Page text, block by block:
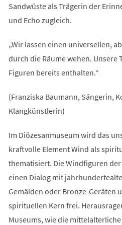
Sandwüste als Trägerin der
und Echo zugleich.
„Wir lassen einen universellen,
durch die Räume wehen. Unsere
Figuren bereits enthalten.“
(Franziska Baumann, Sängerin,
Klangkünstlerin)
Im Diözesanmuseum wird das
kraftvolle Element Wind als
thematisiert. Die Windfiguren
einen Dialog mit
Gemälden oder Bronze-Geräten
spirituellen Kern frei.
Museums, wie die